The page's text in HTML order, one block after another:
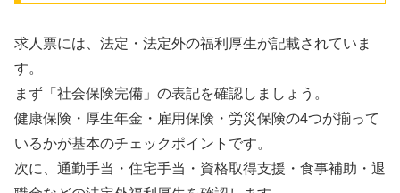
求人票には、法定・法定外の福利厚生が記載されていま
す。
まず「社会保険完備」の表記を確認しましょう。
健康保険・厚生年金・雇用保険・労災保険の4つが揃って
いるかが基本のチェックポイントです。
次に、通勤手当・住宅手当・資格取得支援・食事補助・退